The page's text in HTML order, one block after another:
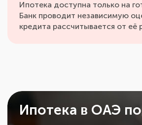
Ипотека доступна только на
Банк проводит независимую
кредита рассчитывается от её
Ипотека в ОАЭ